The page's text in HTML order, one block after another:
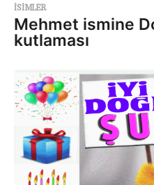
ISIMLER
Mehmet ismine
kutlaması